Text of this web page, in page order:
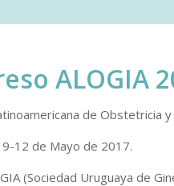
ALOGIA
de Obstetricia
12 de Mayo de 2017.
(Sociedad Uruguaya de